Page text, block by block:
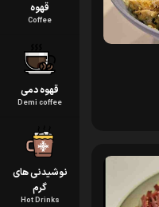
قهوه
Coffee
قهوه دمی
Demi coffee
نوشیدنی های
گرم
Hot Drinks